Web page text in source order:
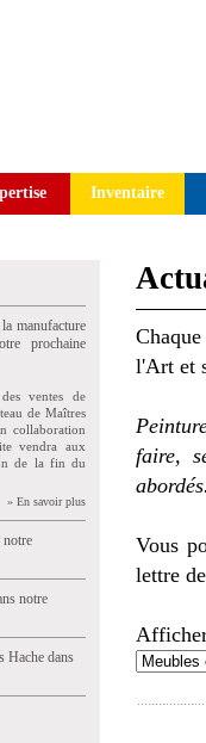
Inventaire
manufacture
prochaine
ventes de
de Maîtres
collaboration
vendra aux
de la fin du
» En savoir plus
notre
notre
Hache dans
l'Art et
faire,
Vous
lettre